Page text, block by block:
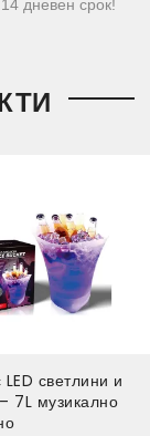
дневен срок!
светлини и
7L музикално